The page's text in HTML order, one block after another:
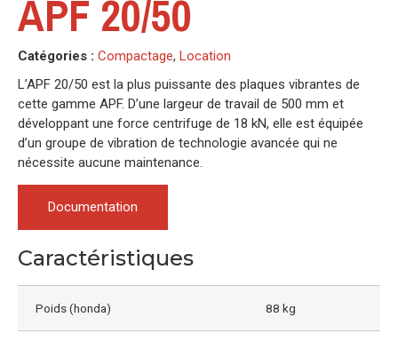
APF 20/50
Catégories : Compactage, Location
L’APF 20/50 est la plus puissante des plaques vibrantes de
cette gamme APF. D’une largeur de travail de 500 mm et
développant une force centrifuge de 18 kN, elle est équipée
d’un groupe de vibration de technologie avancée qui ne
nécessite aucune maintenance.
Documentation
Caractéristiques
Poids (honda) 88 kg